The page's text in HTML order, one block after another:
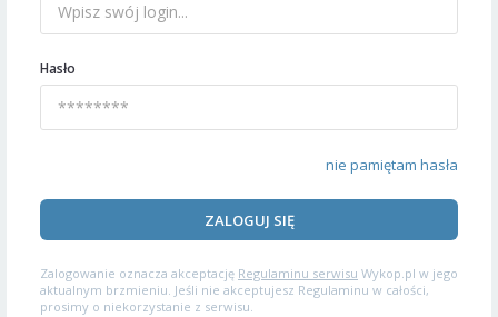
Hasło
nie pamiętam hasła
ZALOGUJ SIĘ
Zalogowanie oznacza akceptację Regulaminu serwisu Wykop.pl w jego
aktualnym brzmieniu. Jeśli nie akceptujesz Regulaminu w całości,
prosimy o niekorzystanie z serwisu.